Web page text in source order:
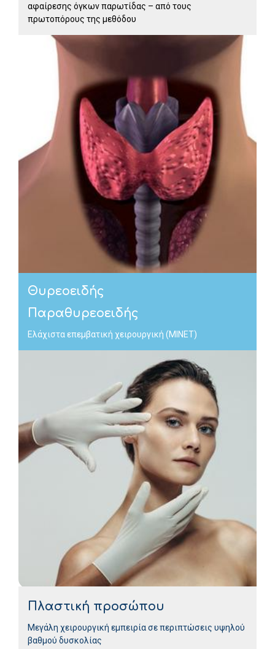
αφαίρεσης όγκων παρωτίδας – από τους
πρωτοπόρους της μεθόδου
Θυρεοειδής
Παραθυρεοειδής
Ελάχιστα επεμβατική χειρουργική (MINET)
Πλαστική προσώπου
Μεγάλη χειρουργική εμπειρία σε περιπτώσεις υψηλού
βαθμού δυσκολίας